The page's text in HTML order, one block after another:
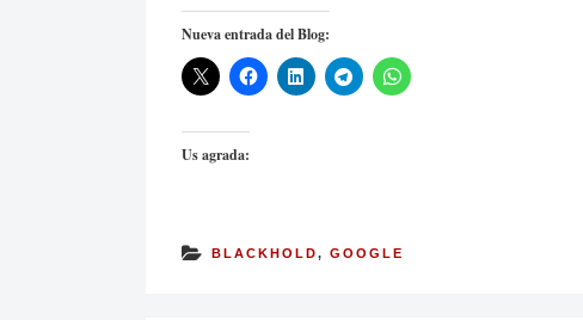
Nueva entrada del Blog:
Us agrada:
BLACKHOLD, GOOGLE